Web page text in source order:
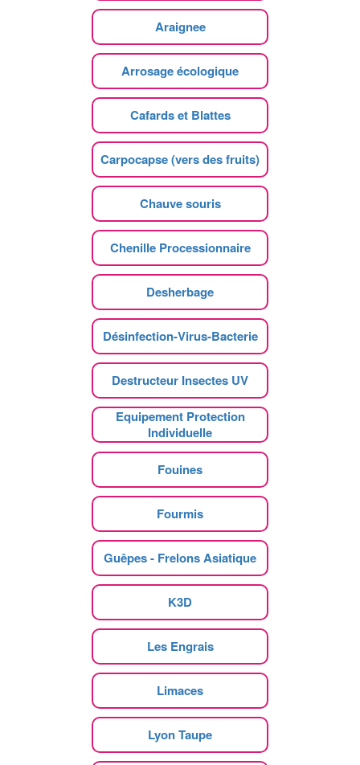
Araignee
Arrosage écologique
Cafards et Blattes
Carpocapse (vers des fruits)
Chauve souris
Chenille Processionnaire
Desherbage
Désinfection-Virus-Bacterie
Destructeur Insectes UV
Equipement Protection
Individuelle
Fouines
Fourmis
Guêpes - Frelons Asiatique
K3D
Les Engrais
Limaces
Lyon Taupe